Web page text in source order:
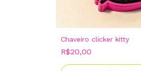
Chaveiro clicker kitty
R$20,00